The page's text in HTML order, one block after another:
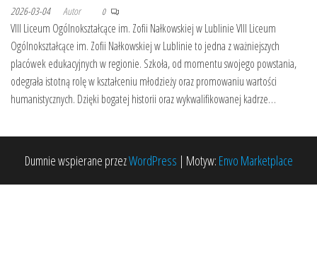
2026-03-04 Autor 0
VIII Liceum Ogólnokształcące im. Zofii Nałkowskiej w Lublinie VIII Liceum
Ogólnokształcące im. Zofii Nałkowskiej w Lublinie to jedna z ważniejszych
placówek edukacyjnych w regionie. Szkoła, od momentu swojego powstania,
odegrała istotną rolę w kształceniu młodzieży oraz promowaniu wartości
humanistycznych. Dzięki bogatej historii oraz wykwalifikowanej kadrze…
Dumnie wspierane przezWordPress | Motyw: Envo Marketplace